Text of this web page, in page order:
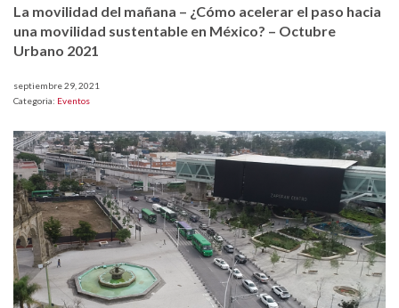
La movilidad del mañana – ¿Cómo acelerar el paso hacia
una movilidad sustentable en México? – Octubre
Urbano 2021
septiembre 29, 2021
Categoria: Eventos